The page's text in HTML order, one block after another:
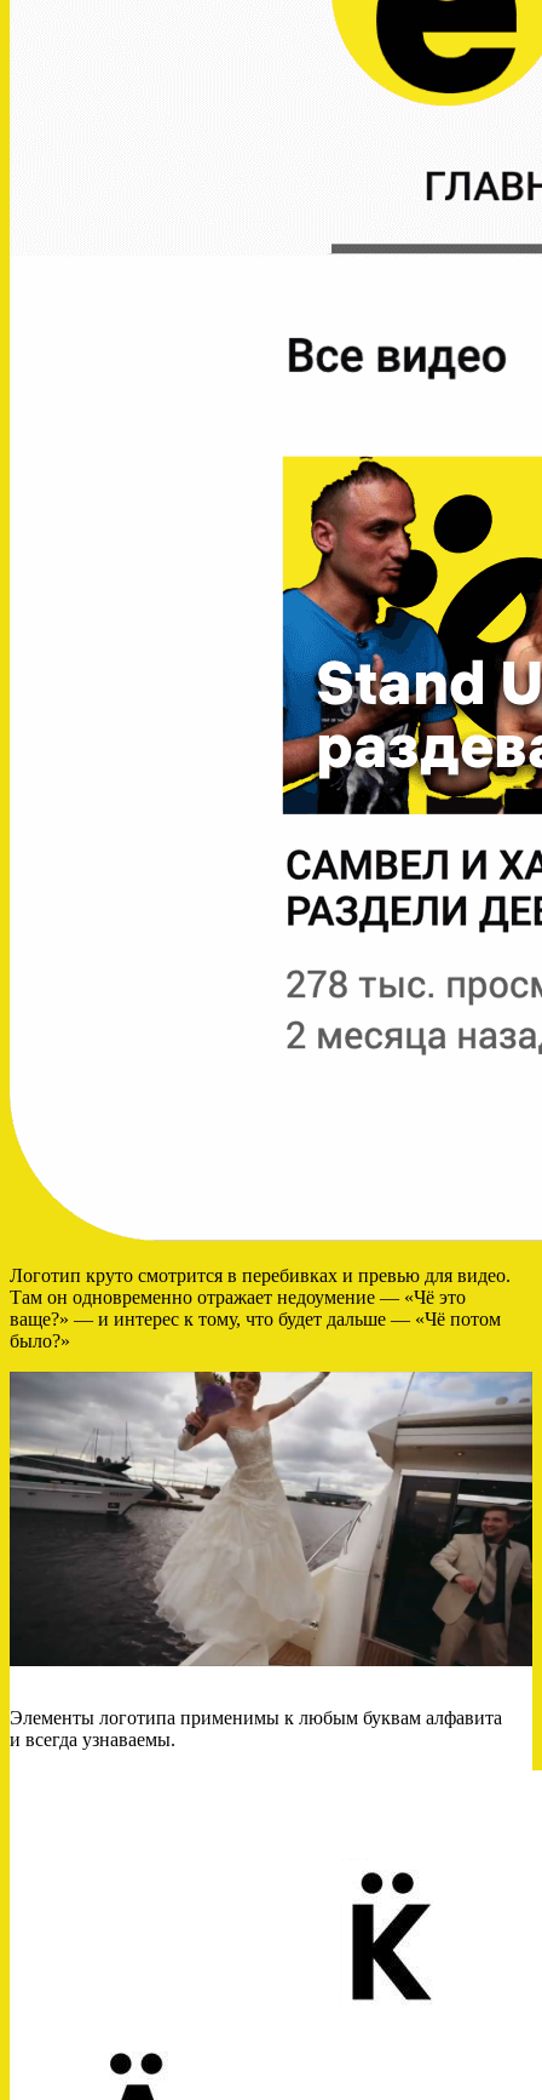
Логотип круто смотрится в перебивках и превью для видео.
Там он одновременно отражает недоумение — «Чё это
ваще?» — и интерес к тому, что будет дальше — «Чё потом
было?»
Элементы логотипа применимы к любым буквам алфавита
и всегда узнаваемы.